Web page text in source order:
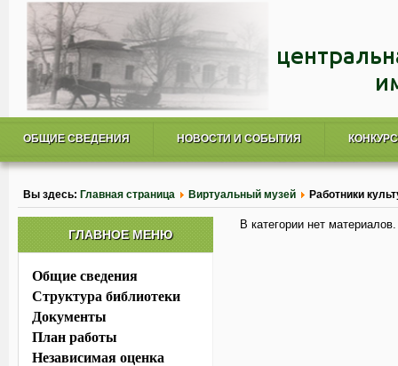
ОБЩИЕ СВЕДЕНИЯ НОВОСТИ И СОБЫТИЯ
Вы здесь: Главная страница Виртуальный музей Работники
В категории нет материалов.
ГЛАВНОЕ МЕНЮ
Общие сведения
Структура библиотеки
Документы
План работы
Независимая оценка